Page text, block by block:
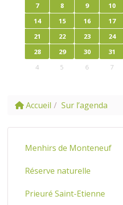
7
8 9 10
14
15 16 17
21
22 23 24
28
29 30 31
4
5 6 7
Accueil Sur l’agenda
Menhirs de Monteneuf
Réserve naturelle
Prieuré Saint-Etienne